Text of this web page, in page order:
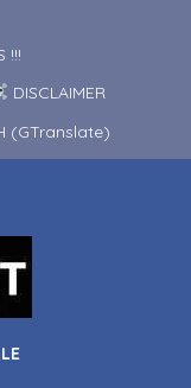
!!!
DISCLAIMER
(GTranslate)